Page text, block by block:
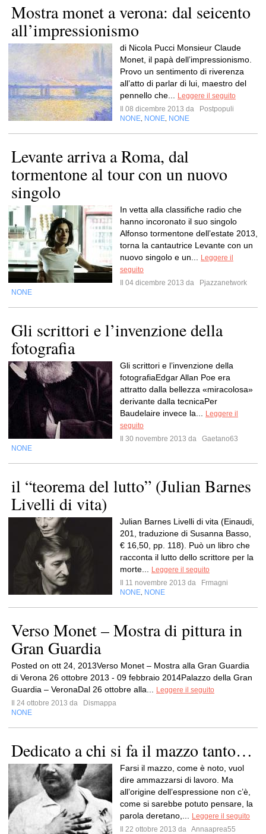
Mostra monet a verona: dal seicento
all’impressionismo
di Nicola Pucci Monsieur Claude
Monet, il papà dell’impressionismo.
Provo un sentimento di riverenza
all’atto di parlar di lui, maestro del
pennello che...
Leggere il seguito
Il 08 dicembre 2013 da
Postpopuli
NONE NONE NONE
Levante arriva a Roma, dal
tormentone al tour con un nuovo
singolo
In vetta alla classifiche radio che
hanno incoronato il suo singolo
Alfonso tormentone dell’estate 2013,
torna la cantautrice Levante con un
nuovo singolo e un...
Leggere il
seguito
Il 04 dicembre 2013 da
Pjazzanetwork
NONE
Gli scrittori e l’invenzione della
fotografia
Gli scrittori e l’invenzione della
fotografiaEdgar Allan Poe era
attratto dalla bellezza «miracolosa»
derivante dalla tecnicaPer
Baudelaire invece la...
Leggere il
seguito
Il 30 novembre 2013 da
Gaetano63
NONE
il “teorema del lutto” (Julian Barnes
Livelli di vita)
Julian Barnes Livelli di vita (Einaudi,
201, traduzione di Susanna Basso,
€ 16,50, pp. 118). Può un libro che
racconta il lutto dello scrittore per la
morte...
Leggere il seguito
Il 11 novembre 2013 da
Frmagni
NONE NONE
Verso Monet – Mostra di pittura in
Gran Guardia
Posted on ott 24, 2013Verso Monet – Mostra alla Gran Guardia
di Verona 26 ottobre 2013 - 09 febbraio 2014Palazzo della Gran
Guardia – VeronaDal 26 ottobre alla...
Leggere il seguito
Il 24 ottobre 2013 da
Dismappa
NONE
Dedicato a chi si fa il mazzo tanto…
Farsi il mazzo, come è noto, vuol
dire ammazzarsi di lavoro. Ma
all’origine dell’espressione non c’è,
come si sarebbe potuto pensare, la
parola deretano,...
Leggere il seguito
Il 22 ottobre 2013 da Annaaprea55